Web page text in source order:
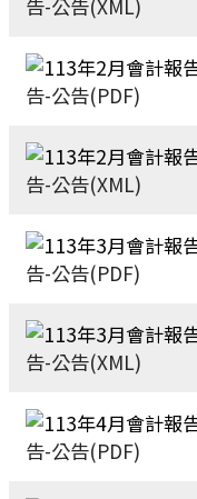
告-公告(XML)
告-公告(PDF)
告-公告(XML)
告-公告(PDF)
告-公告(XML)
告-公告(PDF)